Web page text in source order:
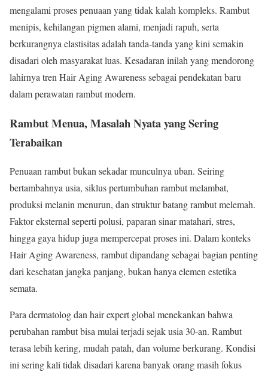
mengalami proses penuaan yang tidak kalah kompleks. Rambut
menipis, kehilangan pigmen alami, menjadi rapuh, serta
berkurangnya elastisitas adalah tanda-tanda yang kini semakin
disadari oleh masyarakat luas. Kesadaran inilah yang mendorong
lahirnya tren Hair Aging Awareness sebagai pendekatan baru
dalam perawatan rambut modern.
Rambut Menua, Masalah Nyata yang Sering
Terabaikan
Penuaan rambut bukan sekadar munculnya uban. Seiring
bertambahnya usia, siklus pertumbuhan rambut melambat,
produksi melanin menurun, dan struktur batang rambut melemah.
Faktor eksternal seperti polusi, paparan sinar matahari, stres,
hingga gaya hidup juga mempercepat proses ini. Dalam konteks
Hair Aging Awareness, rambut dipandang sebagai bagian penting
dari kesehatan jangka panjang, bukan hanya elemen estetika
semata.
Para dermatolog dan hair expert global menekankan bahwa
perubahan rambut bisa mulai terjadi sejak usia 30-an. Rambut
terasa lebih kering, mudah patah, dan volume berkurang. Kondisi
ini sering kali tidak disadari karena banyak orang masih fokus